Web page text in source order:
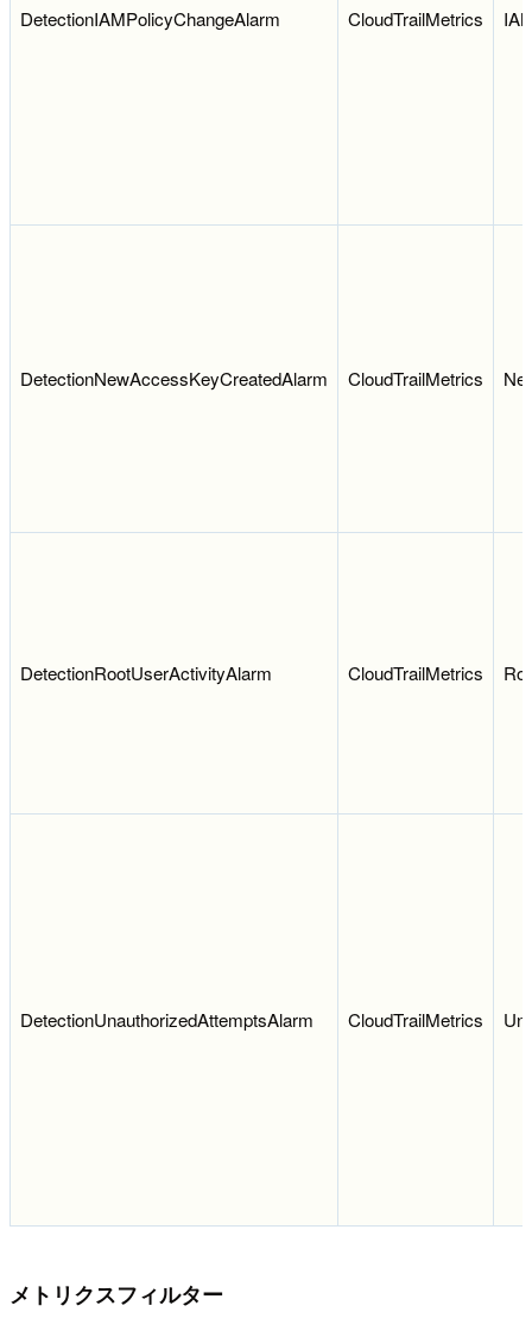
DetectionIAMPolicyChangeAlarm CloudTrailMetrics
DetectionNewAccessKeyCreatedAlarm CloudTrailMetrics
DetectionRootUserActivityAlarm CloudTrailMetrics
DetectionUnauthorizedAttemptsAlarm CloudTrailMetrics
メトリクスフィルター